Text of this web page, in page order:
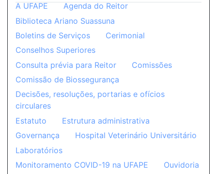
A UFAPE
Agenda do Reitor
Biblioteca Ariano Suassuna
Boletins de Serviços
Cerimonial
Conselhos Superiores
Consulta prévia para Reitor
Comissões
Comissão de Biossegurança
Decisões, resoluções, portarias e ofícios
circulares
Estatuto
Estrutura administrativa
Governança
Hospital Veterinário Universitário
Laboratórios
Monitoramento COVID-19 na UFAPE
Ouvidoria